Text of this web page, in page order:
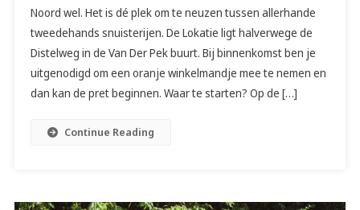
Noord wel. Het is dé plek om te neuzen tussen allerhande
tweedehands snuisterijen. De Lokatie ligt halverwege de
Distelweg in de Van Der Pek buurt. Bij binnenkomst ben je
uitgenodigd om een oranje winkelmandje mee te nemen en
dan kan de pret beginnen. Waar te starten? Op de […]
Continue Reading